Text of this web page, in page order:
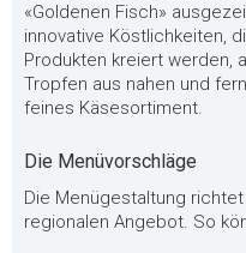
«Goldenen Fisch»
innovative Köstlichkeiten,
Produkten kreiert werden,
Tropfen aus nahen und
feines Käsesortiment.
Die Menüvorschläge
Die Menügestaltung
regionalen Angebot. So